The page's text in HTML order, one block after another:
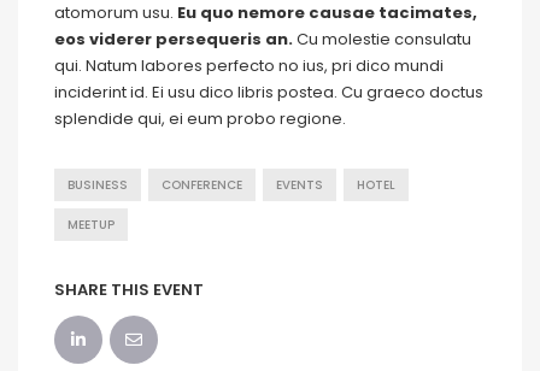
atomorum usu. Eu quo nemore causae tacimates,
eos viderer persequeris an.Cu molestie consulatu
qui. Natum labores perfecto no ius, pri dico mundi
inciderint id. Ei usu dico libris postea. Cu graeco doctus
splendide qui, ei eum probo regione.
BUSINESS CONFERENCE EVENTS HOTEL
MEETUP
SHARE THIS EVENT